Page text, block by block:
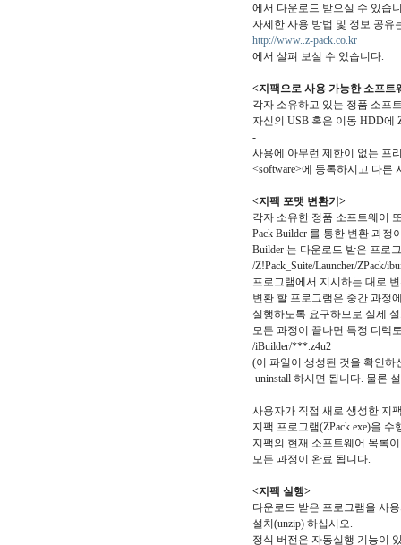
에서 다운로드 받으실 수 있습
자세한 사용 방법 및 정보 공유
http://www..z-pack.co.kr
에서 살펴 보실 수 있습니다.
<지팩으로 사용 가능한 소프트
각자 소유하고 있는 정품 소프
자신의 USB 혹은 이동 HDD에
-
사용에 아무런 제한이 없는 프
<software>에 등록하시고 다른
<지팩 포맷 변환기>
각자 소유한 정품 소프트웨어
Pack Builder 를 통한 변환 과정
Builder 는 다운로드 받은 프로
/Z!Pack_Suite/Launcher/ZPack/
프로그램에서 지시하는 대로
변환 할 프로그램은 중간 과정
실행하도록 요구하므로 실제
모든 과정이 끝나면 특정 디렉
/iBuilder/***.z4u2
(이 파일이 생성된 것을 확인하
uninstall 하시면 됩니다. 물론
-
사용자가 직접 새로 생성한 지
지팩 프로그램(ZPack.exe)을
지팩의 현재 소프트웨어 목록
모든 과정이 완료 됩니다.
<지팩 실행>
다운로드 받은 프로그램을 사
설치(unzip) 하십시오.
정식 버전은 자동실행 기능이